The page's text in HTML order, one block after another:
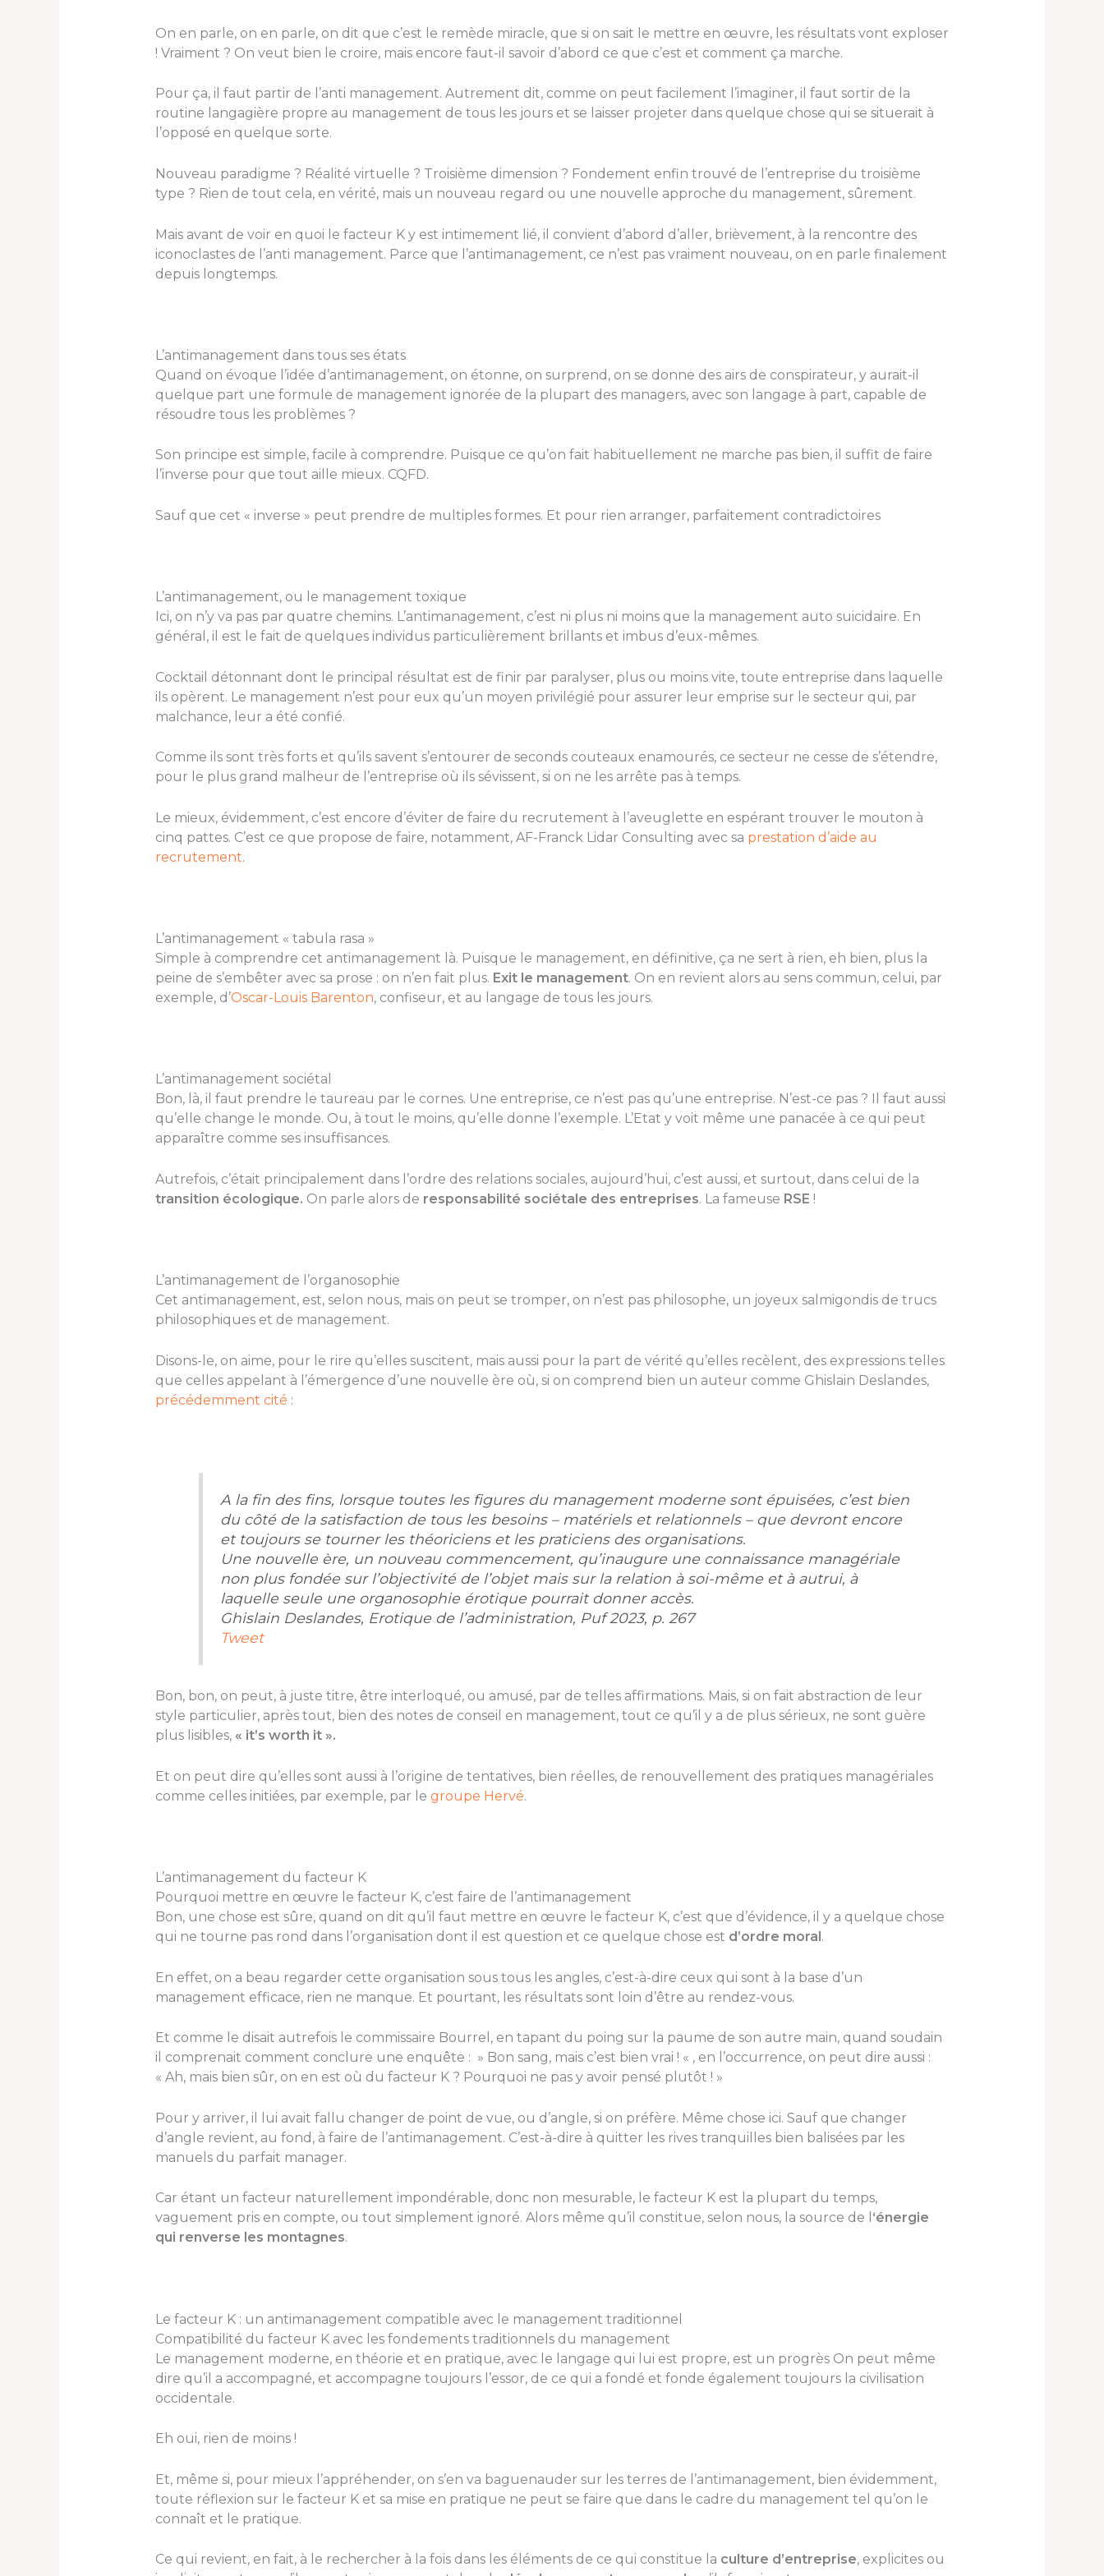
On en parle, on en parle, on dit que c’est le remède miracle, que si on sait le mettre en œuvre, les résultats vont exploser
! Vraiment ? On veut bien le croire, mais encore faut-il savoir d’abord ce que c’est et comment ça marche.
Pour ça, il faut partir de l’anti management. Autrement dit, comme on peut facilement l’imaginer, il faut sortir de la
routine langagière propre au management de tous les jours et se laisser projeter dans quelque chose qui se situerait à
l’opposé en quelque sorte.
Nouveau paradigme ? Réalité virtuelle ? Troisième dimension ? Fondement enfin trouvé de l’entreprise du troisième
type ? Rien de tout cela, en vérité, mais un nouveau regard ou une nouvelle approche du management, sûrement.
Mais avant de voir en quoi le facteur K y est intimement lié, il convient d’abord d’aller, brièvement, à la rencontre des
iconoclastes de l’anti management. Parce que l’antimanagement, ce n’est pas vraiment nouveau, on en parle finalement
depuis longtemps.
L’antimanagement dans tous ses états
Quand on évoque l’idée d’antimanagement, on étonne, on surprend, on se donne des airs de conspirateur, y aurait-il
quelque part une formule de management ignorée de la plupart des managers, avec son langage à part, capable de
résoudre tous les problèmes ?
Son principe est simple, facile à comprendre. Puisque ce qu’on fait habituellement ne marche pas bien, il suffit de faire
l’inverse pour que tout aille mieux. CQFD.
Sauf que cet « inverse » peut prendre de multiples formes. Et pour rien arranger, parfaitement contradictoires
L’antimanagement, ou le management toxique
Ici, on n’y va pas par quatre chemins. L’antimanagement, c’est ni plus ni moins que la management auto suicidaire. En
général, il est le fait de quelques individus particulièrement brillants et imbus d’eux-mêmes.
Cocktail détonnant dont le principal résultat est de finir par paralyser, plus ou moins vite, toute entreprise dans laquelle
ils opèrent. Le management n’est pour eux qu’un moyen privilégié pour assurer leur emprise sur le secteur qui, par
malchance, leur a été confié.
Comme ils sont très forts et qu’ils savent s’entourer de seconds couteaux enamourés, ce secteur ne cesse de s’étendre,
pour le plus grand malheur de l’entreprise où ils sévissent, si on ne les arrête pas à temps.
Le mieux, évidemment, c’est encore d’éviter de faire du recrutement à l’aveuglette en espérant trouver le mouton à
cinq pattes. C’est ce que propose de faire, notamment, AF-Franck Lidar Consulting avec sa prestation d’aide au
recrutement.
L’antimanagement « tabula rasa »
Simple à comprendre cet antimanagement là. Puisque le management, en définitive, ça ne sert à rien, eh bien, plus la
peine de s’embêter avec sa prose : on n’en fait plus. Exit le management. On en revient alors au sens commun, celui, par
exemple, d’Oscar-Louis Barenton, confiseur, et au langage de tous les jours.
L’antimanagement sociétal
Bon, là, il faut prendre le taureau par le cornes. Une entreprise, ce n’est pas qu’une entreprise. N’est-ce pas ? Il faut aussi
qu’elle change le monde. Ou, à tout le moins, qu’elle donne l’exemple. L’Etat y voit même une panacée à ce qui peut
apparaître comme ses insuffisances.
Autrefois, c’était principalement dans l’ordre des relations sociales, aujourd’hui, c’est aussi, et surtout, dans celui de la
transition écologique. On parle alors de responsabilité sociétale des entreprises. La fameuse RSE !
L’antimanagement de l’organosophie
Cet antimanagement, est, selon nous, mais on peut se tromper, on n’est pas philosophe, un joyeux salmigondis de trucs
philosophiques et de management.
Disons-le, on aime, pour le rire qu’elles suscitent, mais aussi pour la part de vérité qu’elles recèlent, des expressions telles
que celles appelant à l’émergence d’une nouvelle ère où, si on comprend bien un auteur comme Ghislain Deslandes,
précédemment cité :
A la fin des fins, lorsque toutes les figures du management moderne sont épuisées, c’est bien
du côté de la satisfaction de tous les besoins – matériels et relationnels – que devront encore
et toujours se tourner les théoriciens et les praticiens des organisations.
Une nouvelle ère, un nouveau commencement, qu’inaugure une connaissance managériale
non plus fondée sur l’objectivité de l’objet mais sur la relation à soi-même et à autrui, à
laquelle seule une organosophie érotique pourrait donner accès.
Ghislain Deslandes, Erotique de l’administration, Puf 2023, p. 267
Tweet
Bon, bon, on peut, à juste titre, être interloqué, ou amusé, par de telles affirmations. Mais, si on fait abstraction de leur
style particulier, après tout, bien des notes de conseil en management, tout ce qu’il y a de plus sérieux, ne sont guère
plus lisibles,« it’s worth it ».
Et on peut dire qu’elles sont aussi à l’origine de tentatives, bien réelles, de renouvellement des pratiques managériales
comme celles initiées, par exemple, par le groupe Hervé.
L’antimanagement du facteur K
Pourquoi mettre en œuvre le facteur K, c’est faire de l’antimanagement
Bon, une chose est sûre, quand on dit qu’il faut mettre en œuvre le facteur K, c’est que d’évidence, il y a quelque chose
qui ne tourne pas rond dans l’organisation dont il est question et ce quelque chose est d’ordre moral.
En effet, on a beau regarder cette organisation sous tous les angles, c’est-à-dire ceux qui sont à la base d’un
management efficace, rien ne manque. Et pourtant, les résultats sont loin d’être au rendez-vous.
Et comme le disait autrefois le commissaire Bourrel, en tapant du poing sur la paume de son autre main, quand soudain
il comprenait comment conclure une enquête : » Bon sang, mais c’est bien vrai ! « , en l’occurrence, on peut dire aussi :
« Ah, mais bien sûr, on en est où du facteur K ? Pourquoi ne pas y avoir pensé plutôt ! »
Pour y arriver, il lui avait fallu changer de point de vue, ou d’angle, si on préfère. Même chose ici. Sauf que changer
d’angle revient, au fond, à faire de l’antimanagement. C’est-à-dire à quitter les rives tranquilles bien balisées par les
manuels du parfait manager.
Car étant un facteur naturellement impondérable, donc non mesurable, le facteur K est la plupart du temps,
vaguement pris en compte, ou tout simplement ignoré. Alors même qu’il constitue, selon nous, la source de l ‘énergie
qui renverse les montagnes.
Le facteur K : un antimanagement compatible avec le management traditionnel
Compatibilité du facteur K avec les fondements traditionnels du management
Le management moderne, en théorie et en pratique, avec le langage qui lui est propre, est un progrès On peut même
dire qu’il a accompagné, et accompagne toujours l’essor, de ce qui a fondé et fonde également toujours la civilisation
occidentale.
Eh oui, rien de moins !
Et, même si, pour mieux l’appréhender, on s’en va baguenauder sur les terres de l’antimanagement, bien évidemment,
toute réflexion sur le facteur K et sa mise en pratique ne peut se faire que dans le cadre du management tel qu’on le
connaît et le pratique.
Ce qui revient, en fait, à le rechercher à la fois dans les éléments de ce qui constitue la culture d’entreprise, explicites ou